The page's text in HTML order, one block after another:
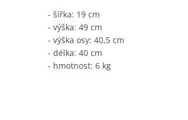
- šířka: 19 cm
- výška: 49 cm
- výška osy: 40,5 cm
- délka: 40 cm
- hmotnost: 6 kg